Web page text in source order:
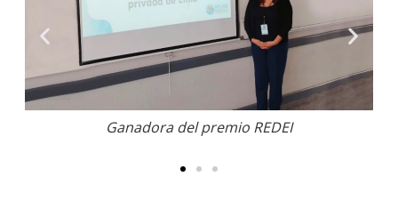
Ganadora del premio REDEI